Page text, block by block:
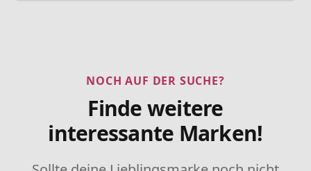
NOCH AUF DER SUCHE?
Finde weitere
interessante Marken!